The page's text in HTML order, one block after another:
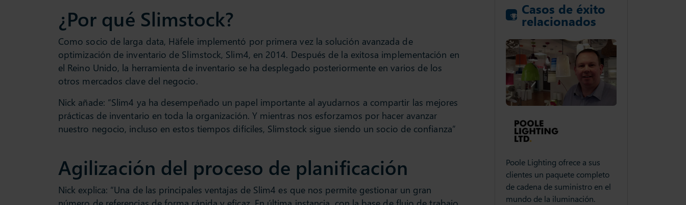
¿Por qué Slimstock?
Como socio de larga data, Häfele implementó por primera vez la solución avanzada de
optimización de inventario de Slimstock, Slim4, en 2014. Después de la exitosa implementación en
el Reino Unido, la herramienta de inventario se ha desplegado posteriormente en varios de los
otros mercados clave del negocio.
Nick añade: “Slim4 ya ha desempeñado un papel importante al ayudarnos a compartir las mejores
prácticas de inventario en toda la organización. Y mientras nos esforzamos por hacer avanzar
nuestro negocio, incluso en estos tiempos difíciles, Slimstock sigue siendo un socio de confianza”
Agilización del proceso de planificación
Nick explica: “Una de las principales ventajas de Slim4 es que nos permite gestionar un gran
Casos de éxito
relacionados
Poole Lighting ofrece a sus
clientes un paquete completo
de cadena de suministro en el
mundo de la iluminación.
Ochoa Lacar Hermanos es
distribuidora de hierro,
sanitario, calefacción y
clientes un paquete completo
de cadena de suministro en el
mundo de la iluminación.
Ochoa Lacar Hermanos es
distribuidora de hierro,
sanitario, calefacción y